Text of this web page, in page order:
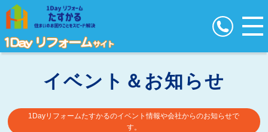
イベント＆お知らせ
1Dayリフォームたすかるのイベント情報や会社からのお知らせで
す。